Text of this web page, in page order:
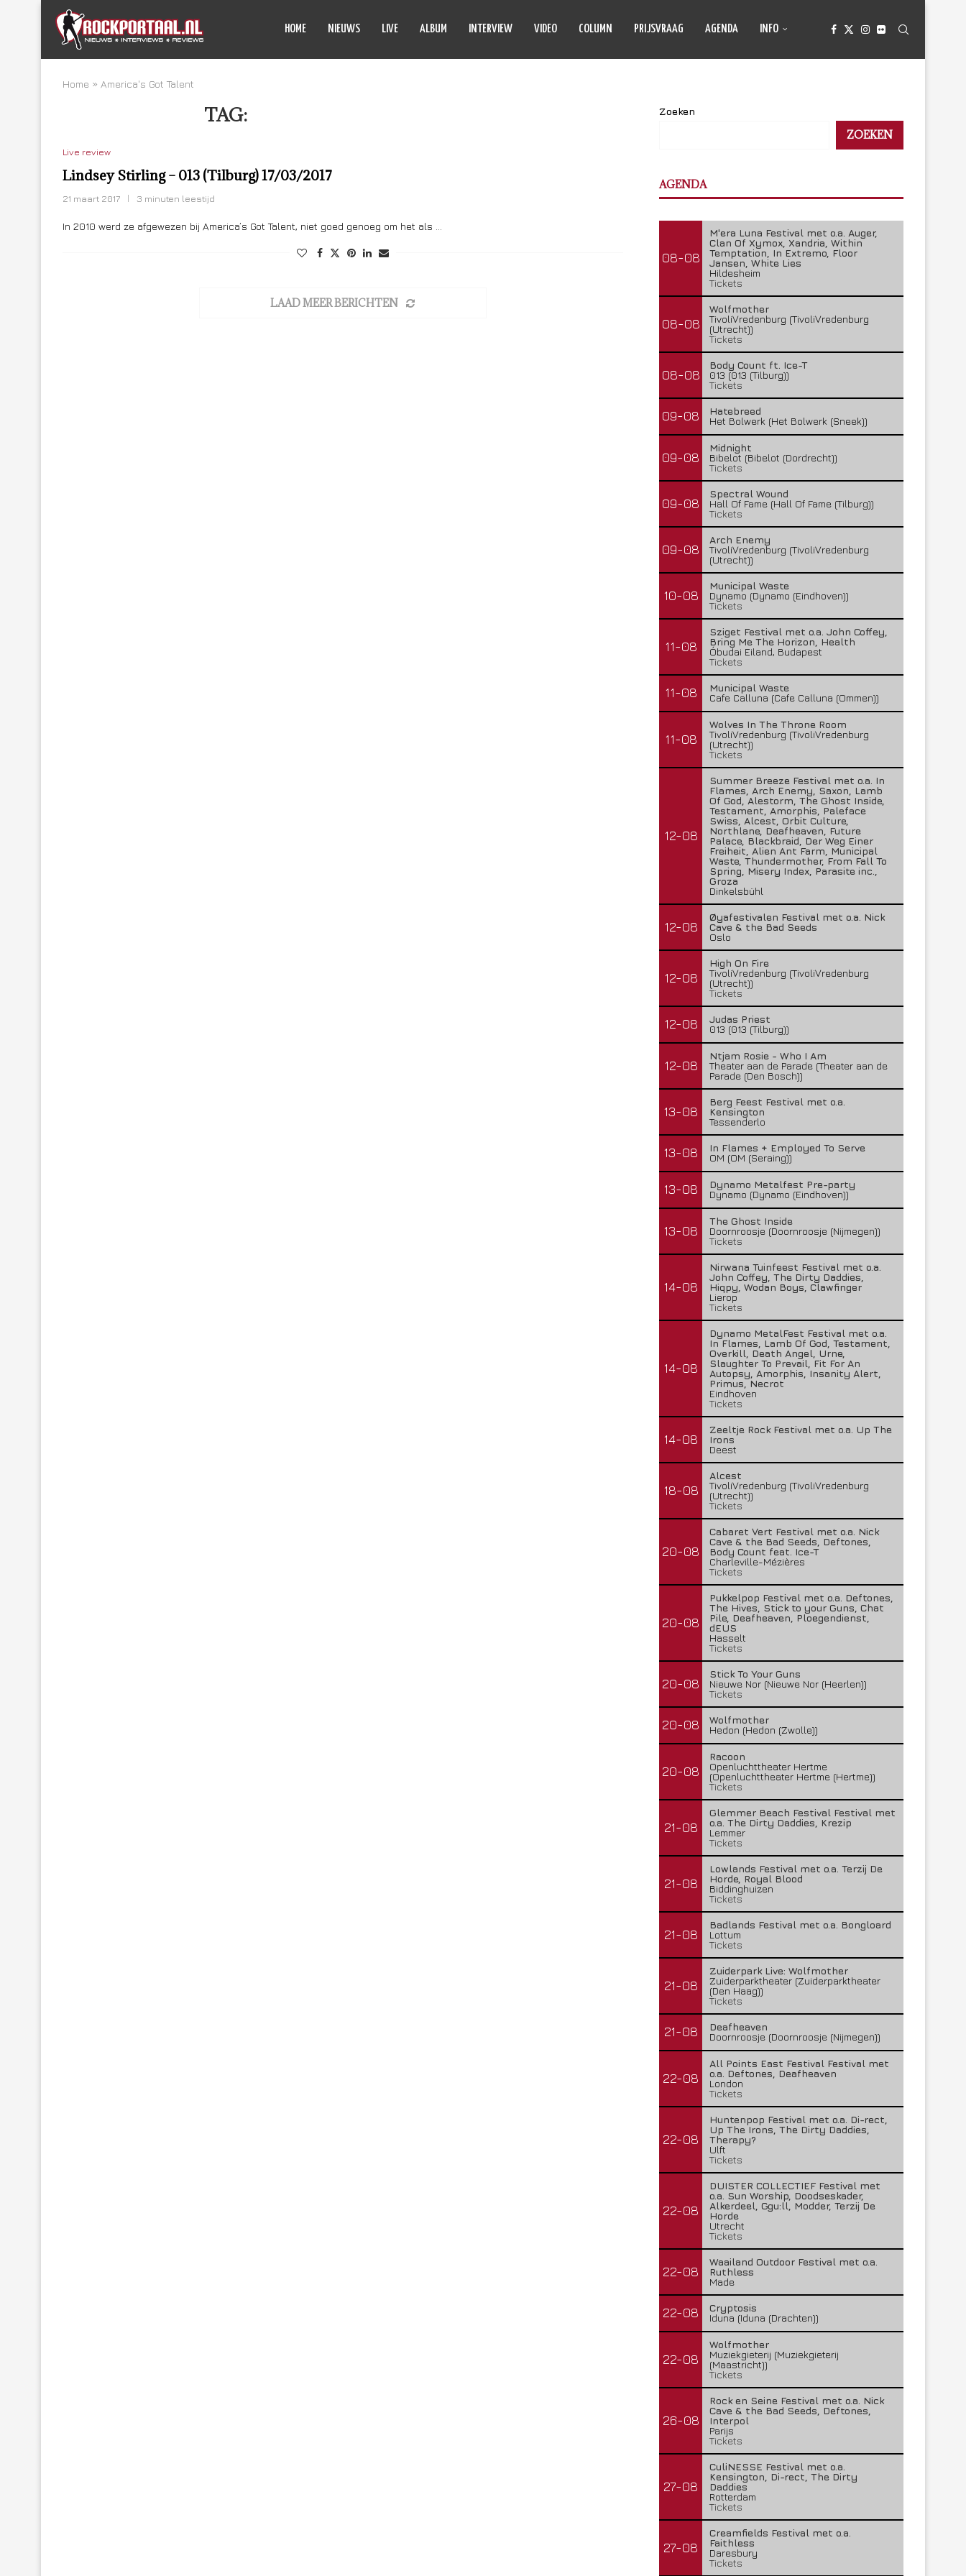
HOME NIEUWS LIVE ALBUM INTERVIEW VIDEO COLUMN PRIJSVRAAG AGENDA INFO
Home » America's Got Talent
TAG:
Live review
Lindsey Stirling – 013 (Tilburg) 17/03/2017
21 maart 2017 3 minuten leestijd
In 2010 werd ze afgewezen bij America’s Got Talent, niet goed genoeg om het als …
LAAD MEER BERICHTEN
Zoeken
ZOEKEN
AGENDA
08-08
M'era Luna Festival met o.a. Auger,
Clan Of Xymox, Xandria, Within
Temptation, In Extremo, Floor
Jansen, White Lies
Hildesheim
Tickets
08-08
Wolfmother
TivoliVredenburg (TivoliVredenburg
(Utrecht))
Tickets
08-08
Body Count ft. Ice-T
013 (013 (Tilburg))
Tickets
09-08
Hatebreed
Het Bolwerk (Het Bolwerk (Sneek))
09-08
Midnight
Bibelot (Bibelot (Dordrecht))
Tickets
09-08
Spectral Wound
Hall Of Fame (Hall Of Fame (Tilburg))
Tickets
09-08
Arch Enemy
TivoliVredenburg (TivoliVredenburg
(Utrecht))
10-08
Municipal Waste
Dynamo (Dynamo (Eindhoven))
Tickets
11-08
Sziget Festival met o.a. John Coffey,
Bring Me The Horizon, Health
Óbudai Eiland, Budapest
Tickets
11-08
Municipal Waste
Cafe Calluna (Cafe Calluna (Ommen))
11-08
Wolves In The Throne Room
TivoliVredenburg (TivoliVredenburg
(Utrecht))
Tickets
12-08
Summer Breeze Festival met o.a. In
Flames, Arch Enemy, Saxon, Lamb
Of God, Alestorm, The Ghost Inside,
Testament, Amorphis, Paleface
Swiss, Alcest, Orbit Culture,
Northlane, Deafheaven, Future
Palace, Blackbraid, Der Weg Einer
Freiheit, Alien Ant Farm, Municipal
Waste, Thundermother, From Fall To
Spring, Misery Index, Parasite inc.,
Groza
Dinkelsbühl
12-08
Øyafestivalen Festival met o.a. Nick
Cave & the Bad Seeds
Oslo
12-08
High On Fire
TivoliVredenburg (TivoliVredenburg
(Utrecht))
Tickets
12-08
Judas Priest
013 (013 (Tilburg))
12-08
Ntjam Rosie - Who I Am
Theater aan de Parade (Theater aan de
Parade (Den Bosch))
13-08
Berg Feest Festival met o.a.
Kensington
Tessenderlo
13-08
In Flames + Employed To Serve
OM (OM (Seraing))
13-08
Dynamo Metalfest Pre-party
Dynamo (Dynamo (Eindhoven))
13-08
The Ghost Inside
Doornroosje (Doornroosje (Nijmegen))
Tickets
14-08
Nirwana Tuinfeest Festival met o.a.
John Coffey, The Dirty Daddies,
Hiqpy, Wodan Boys, Clawfinger
Lierop
Tickets
14-08
Dynamo MetalFest Festival met o.a.
In Flames, Lamb Of God, Testament,
Overkill, Death Angel, Urne,
Slaughter To Prevail, Fit For An
Autopsy, Amorphis, Insanity Alert,
Primus, Necrot
Eindhoven
Tickets
14-08
Zeeltje Rock Festival met o.a. Up The
Irons
Deest
18-08
Alcest
TivoliVredenburg (TivoliVredenburg
(Utrecht))
Tickets
20-08
Cabaret Vert Festival met o.a. Nick
Cave & the Bad Seeds, Deftones,
Body Count feat. Ice-T
Charleville-Mézières
Tickets
20-08
Pukkelpop Festival met o.a. Deftones,
The Hives, Stick to your Guns, Chat
Pile, Deafheaven, Ploegendienst,
dEUS
Hasselt
Tickets
20-08
Stick To Your Guns
Nieuwe Nor (Nieuwe Nor (Heerlen))
Tickets
20-08
Wolfmother
Hedon (Hedon (Zwolle))
20-08
Racoon
Openluchttheater Hertme
(Openluchttheater Hertme (Hertme))
Tickets
21-08
Glemmer Beach Festival Festival met
o.a. The Dirty Daddies, Krezip
Lemmer
Tickets
21-08
Lowlands Festival met o.a. Terzij De
Horde, Royal Blood
Biddinghuizen
Tickets
21-08
Badlands Festival met o.a. Bongloard
Lottum
Tickets
21-08
Zuiderpark Live: Wolfmother
Zuiderparktheater (Zuiderparktheater
(Den Haag))
Tickets
21-08
Deafheaven
Doornroosje (Doornroosje (Nijmegen))
22-08
All Points East Festival Festival met
o.a. Deftones, Deafheaven
London
Tickets
22-08
Huntenpop Festival met o.a. Di-rect,
Up The Irons, The Dirty Daddies,
Therapy?
Ulft
Tickets
22-08
DUISTER COLLECTIEF Festival met
o.a. Sun Worship, Doodseskader,
Alkerdeel, Ggu:ll, Modder, Terzij De
Horde
Utrecht
Tickets
22-08
Waailand Outdoor Festival met o.a.
Ruthless
Made
22-08
Cryptosis
Iduna (Iduna (Drachten))
22-08
Wolfmother
Muziekgieterij (Muziekgieterij
(Maastricht))
Tickets
26-08
Rock en Seine Festival met o.a. Nick
Cave & the Bad Seeds, Deftones,
Interpol
Parijs
Tickets
27-08
CuliNESSE Festival met o.a.
Kensington, Di-rect, The Dirty
Daddies
Rotterdam
Tickets
27-08
Creamfields Festival met o.a.
Faithless
Daresbury
Tickets